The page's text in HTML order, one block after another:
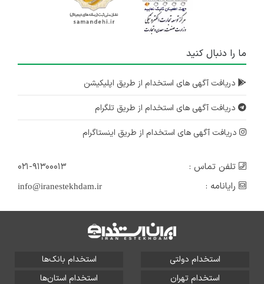
ما را دنبال کنید
دریافت آگهی های استخدام از طریق اپلیکیشن
دریافت آگهی های استخدام از طریق تلگرام
دریافت آگهی های استخدام از طریق اینستاگرام
تلفن تماس :
۰۲۱-۹۱۳۰۰۰۱۳
رایانامه :
info@iranestekhdam.ir
استخدام دولتی
استخدام بانک‌ها
استخدام تهران
استخدام استان‌ها